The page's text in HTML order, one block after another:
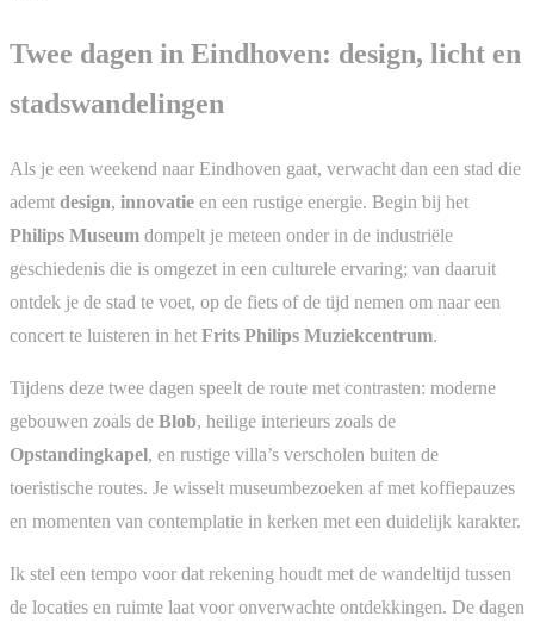
Twee dagen in Eindhoven: design, licht en
stadswandelingen
Als je een weekend naar Eindhoven gaat, verwacht dan een stad die
ademt design, innovatie en een rustige energie. Begin bij het
Philips Museum dompelt je meteen onder in de industriële
geschiedenis die is omgezet in een culturele ervaring; van daaruit
ontdek je de stad te voet, op de fiets of de tijd nemen om naar een
concert te luisteren in het Frits Philips Muziekcentrum.
Tijdens deze twee dagen speelt de route met contrasten: moderne
gebouwen zoals de Blob, heilige interieurs zoals de
Opstandingkapel, en rustige villa’s verscholen buiten de
toeristische routes. Je wisselt museumbezoeken af met koffiepauzes
en momenten van contemplatie in kerken met een duidelijk karakter.
Ik stel een tempo voor dat rekening houdt met de wandeltijd tussen
de locaties en ruimte laat voor onverwachte ontdekkingen. De dagen